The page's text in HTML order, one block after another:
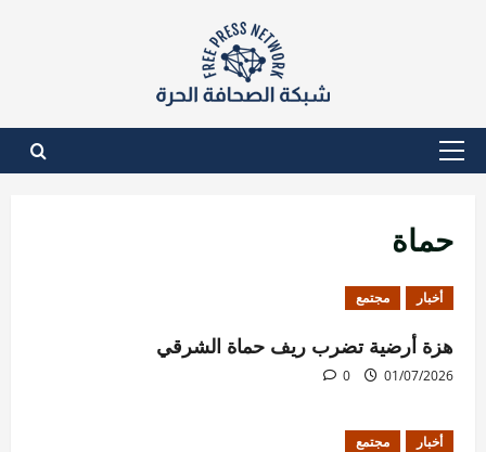
القائمة
حماة
أخبار مجتمع
هزة أرضية تضرب ريف حماة الشرقي
01/07/2026
0
أخبار مجتمع